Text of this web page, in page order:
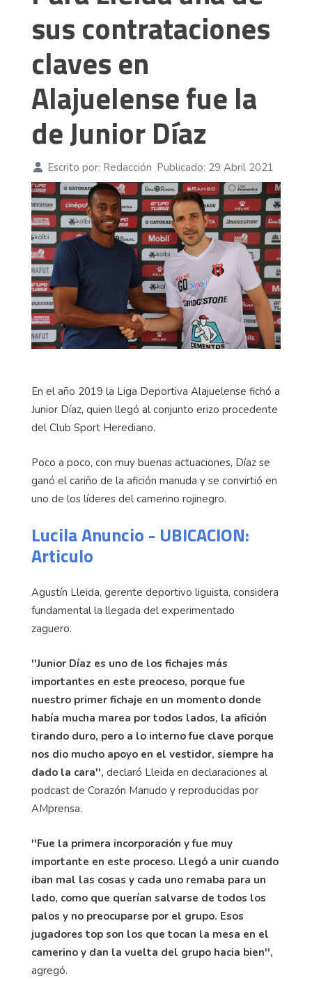
sus contrataciones
claves en
Alajuelense fue la
de Junior Díaz
Escrito por: Redacción Publicado: 29 Abril 2021
En el año 2019 la Liga Deportiva Alajuelense fichó a
Junior Díaz, quien llegó al conjunto erizo procedente
del Club Sport Herediano.
Poco a poco, con muy buenas actuaciones, Díaz se
ganó el cariño de la afición manuda y se convirtió en
uno de los líderes del camerino rojinegro.
Lucila Anuncio - UBICACION:
Articulo
Agustín Lleida, gerente deportivo liguista, considera
fundamental la llegada del experimentado
zaguero.
''Junior Díaz es uno de los fichajes más
importantes en este preoceso, porque fue
nuestro primer fichaje en un momento donde
había mucha marea por todos lados, la afición
tirando duro, pero a lo interno fue clave porque
nos dio mucho apoyo en el vestidor, siempre ha
dado la cara'', declaró Lleida en declaraciones al
podcast de Corazón Manudo y reproducidas por
AMprensa.
''Fue la primera incorporación y fue muy
importante en este proceso. Llegó a unir cuando
iban mal las cosas y cada uno remaba para un
lado, como que querían salvarse de todos los
palos y no preocuparse por el grupo. Esos
jugadores top son los que tocan la mesa en el
camerino y dan la vuelta del grupo hacia bien'',
agregó.